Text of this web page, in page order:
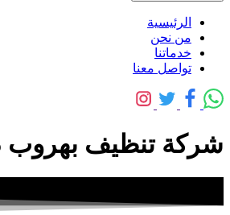
الرئيسية
من نحن
خدماتنا
تواصل معنا
شركة تنظيف بهروب 0558592765 بالبخار مع التلميع